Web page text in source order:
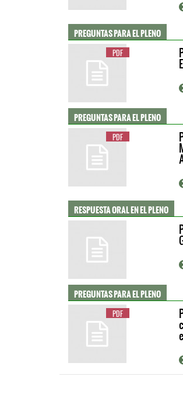
PREGUNTAS PARA EL PLENO
PDF
PREGUNTAS PARA EL PLENO
PDF
RESPUESTA ORAL EN EL PLENO
PREGUNTAS PARA EL PLENO
PDF